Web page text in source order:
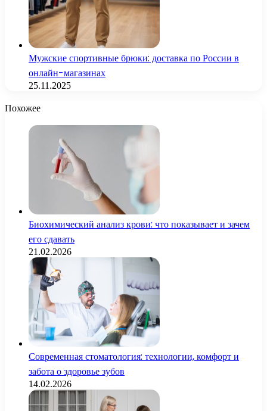
Мужские спортивные брюки: доставка по России в
онлайн-магазинах
25.11.2025
Похожее
Биохимический анализ крови: что показывает и зачем
его сдавать
21.02.2026
Современная стоматология: технологии, комфорт и
забота о здоровье зубов
14.02.2026